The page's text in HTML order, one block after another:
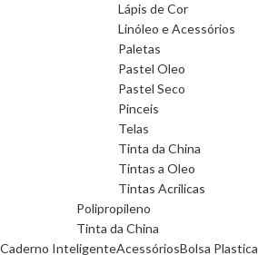
Lápis de Cor
Linóleo e Acessórios
Paletas
Pastel Oleo
Pastel Seco
Pinceis
Telas
Tinta da China
Tintas a Oleo
Tintas Acrilicas
Polipropileno
Tinta da China
Caderno InteligenteAcessóriosBolsa Plastica